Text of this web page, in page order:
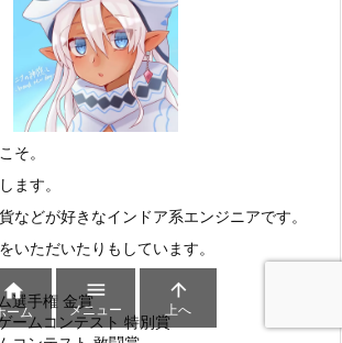
そ。
ます。
などが好きなインドア系エンジニアです。
いただいたりもしています。
選手権 金賞
ームコンテスト 特別賞

ーム

メニュー

上へ